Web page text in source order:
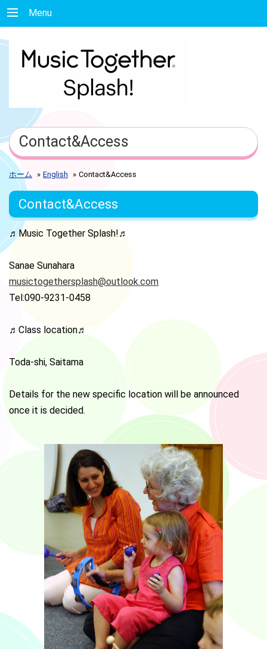
Menu
Contact&Access
ホーム » English » Contact&Access
Contact&Access
♬Music Together Splash!♬
Sanae Sunahara
musictogethersplash@outlook.com
Tel:090-9231-0458
♬Class location♬
Toda-shi, Saitama
Details for the new specific location will be announced
once it is decided.